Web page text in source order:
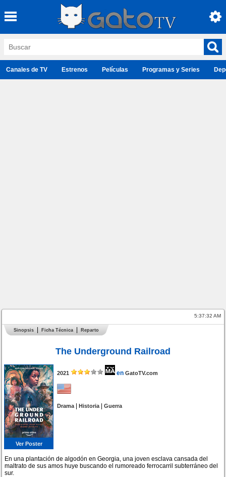
Canales de TV Estrenos Películas Programas y Series
5:37:32 AM
Sinopsis Ficha Técnica Reparto
The Underground Railroad
Ver Poster
2021 en GatoTV.com
Drama|Historia|Guerra
En una plantación de algodón en Georgia, una joven esclava cansada del
maltrato de sus amos huye buscando el rumoreado ferrocarril subterráneo del
sur.